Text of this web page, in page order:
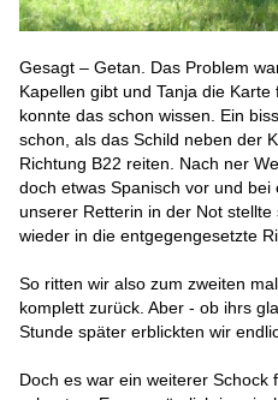
Gesagt – Getan. Das Problem
Kapellen gibt und Tanja die Karte
konnte das schon wissen. Ein
schon, als das Schild neben der
Richtung B22 reiten. Nach ner
doch etwas Spanisch vor und
unserer Retterin in der Not
wieder in die entgegengesetzte
So ritten wir also zum zweiten
komplett zurück. Aber - ob ihrs
Stunde später erblickten wir
Doch es war ein weiterer Schock